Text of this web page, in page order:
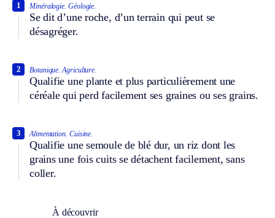
Minéralogie. Géologie.
Se dit d’une roche, d’un terrain qui peut se
désagréger.
1
Botanique. Agriculture.
Qualifie une plante et plus particulièrement une
céréale qui perd facilement ses graines ou ses grains.
2
Alimentation. Cuisine.
Qualifie une semoule de blé dur, un riz dont les
grains une fois cuits se détachent facilement, sans
coller.
3
À découvrir